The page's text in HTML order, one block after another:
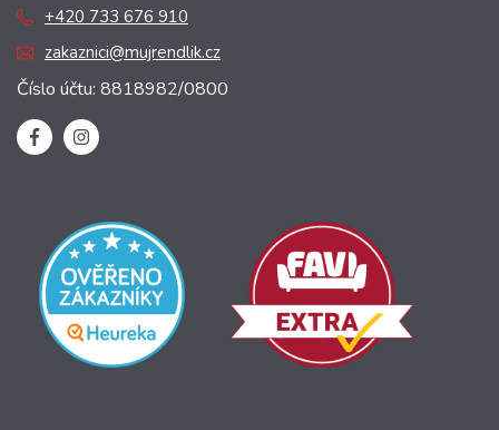
+420 733 676 910
zakaznici@mujrendlik.cz
Číslo účtu: 8818982/0800